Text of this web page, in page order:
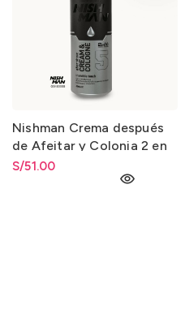
Nishman Crema después
de Afeitar y Colonia 2 en
1-5 After Shave Cream &
Cologne 2 in 1-5 400ml.
S/51.00